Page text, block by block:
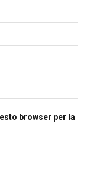
browser per la